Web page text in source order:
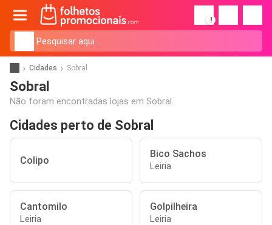
!
Cidades Sobral
Sobral
Não foram encontradas lojas em Sobral.
Cidades perto de Sobral
Colipo
Bico Sachos
Leiria
Cantomilo
Leiria
Golpilheira
Leiria